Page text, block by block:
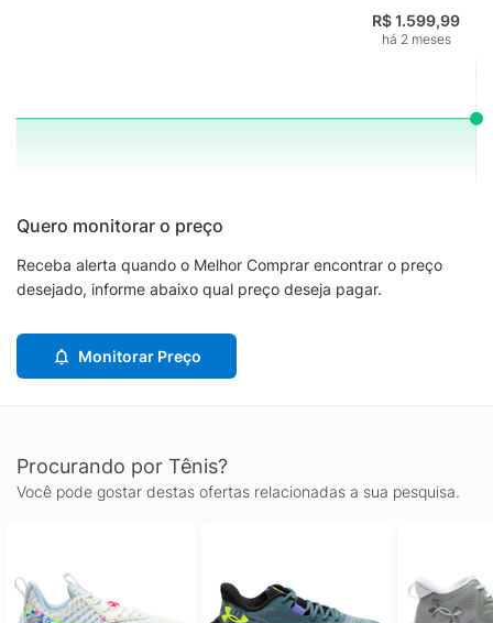
R$ 1.599,99
há 2 meses
Quero monitorar o preço
Receba alerta quando o Melhor Comprar encontrar o preço
desejado, informe abaixo qual preço deseja pagar.
Monitorar Preço
Procurando por Tênis?
Você pode gostar destas ofertas relacionadas a sua pesquisa.